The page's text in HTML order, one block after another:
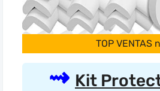
TOP VENTAS
Kit